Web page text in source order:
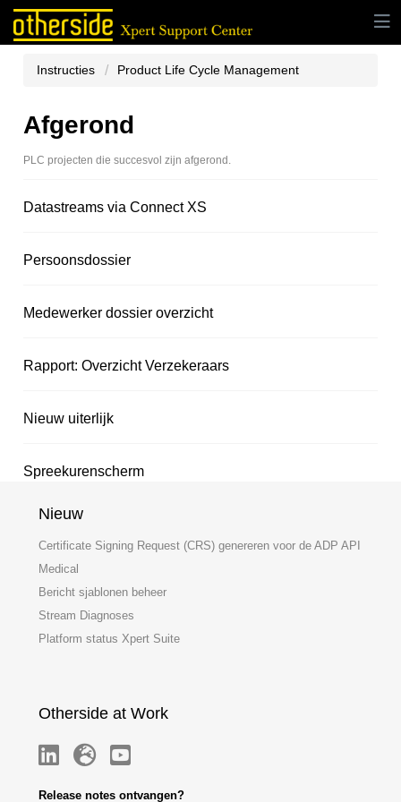
Instructies Product Life Cycle Management
Afgerond
PLC projecten die succesvol zijn afgerond.
Datastreams via Connect XS
Persoonsdossier
Medewerker dossier overzicht
Rapport: Overzicht Verzekeraars
Nieuw uiterlijk
Spreekurenscherm
Nieuw
Certificate Signing Request (CRS) genereren voor de ADP API
Medical
Bericht sjablonen beheer
Stream Diagnoses
Platform status Xpert Suite
Otherside at Work
Release notes ontvangen?